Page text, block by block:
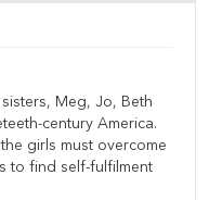
Meg, Jo, Beth
century America.
girls must overcome
to find self-fulfilment